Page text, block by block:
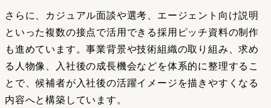
さらに、カジュアル面談や選考、エージェント向け説明
といった複数の接点で活用できる採用ピッチ資料の制作
も進めています。事業背景や技術組織の取り組み、求め
る人物像、入社後の成長機会などを体系的に整理するこ
とで、候補者が入社後の活躍イメージを描きやすくなる
内容へと構築しています。